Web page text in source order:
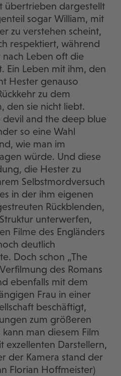
übertrieben dargestellt
sogar William, mit
zu verstehen scheint,
respektiert, während
nach Leben oft die
Ein Leben mit ihm, den
Hester genauso
zu dem
den sie nicht liebt.
devil and the deep blue
so eine Wahl
wie man im
würde. Und diese
die Hester zu
Selbstmordversuch
in der ihm eigenen
Rückblenden,
unterwerfen,
Filme des Engländers
deutlich
Doch schon „The
des Romans
ebenfalls mit dem
Frau in einer
beschäftigt,
zum größeren
man diesem Film
exzellenten Darstellern,
der Kamera stand der
Florian Hoffmeister)